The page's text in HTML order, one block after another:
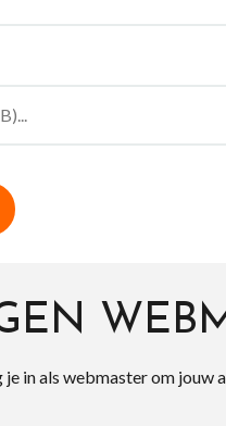
in als webmaster om jouw